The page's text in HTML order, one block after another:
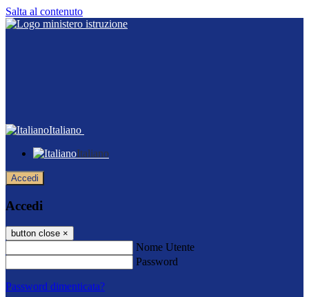
Salta al contenuto
Italiano
Italiano
Accedi
Accedi
button close ×
Nome Utente
Password
Password dimenticata?